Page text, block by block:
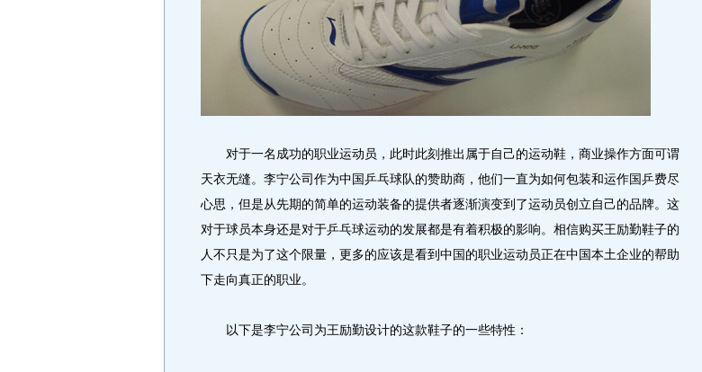
对于一名成功的职业运动员，此时此刻推出属于自己的运动鞋，商业操作方面可谓
天衣无缝。李宁公司作为中国乒乓球队的赞助商，他们一直为如何包装和运作国乒费尽
心思，但是从先期的简单的运动装备的提供者逐渐演变到了运动员创立自己的品牌。这
对于球员本身还是对于乒乓球运动的发展都是有着积极的影响。相信购买王励勤鞋子的
人不只是为了这个限量，更多的应该是看到中国的职业运动员正在中国本土企业的帮助
下走向真正的职业。
以下是李宁公司为王励勤设计的这款鞋子的一些特性：